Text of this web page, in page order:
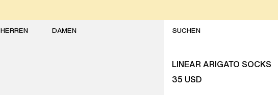
HERREN
DAMEN
LINEAR ARIGATO SOCKS
35 USD